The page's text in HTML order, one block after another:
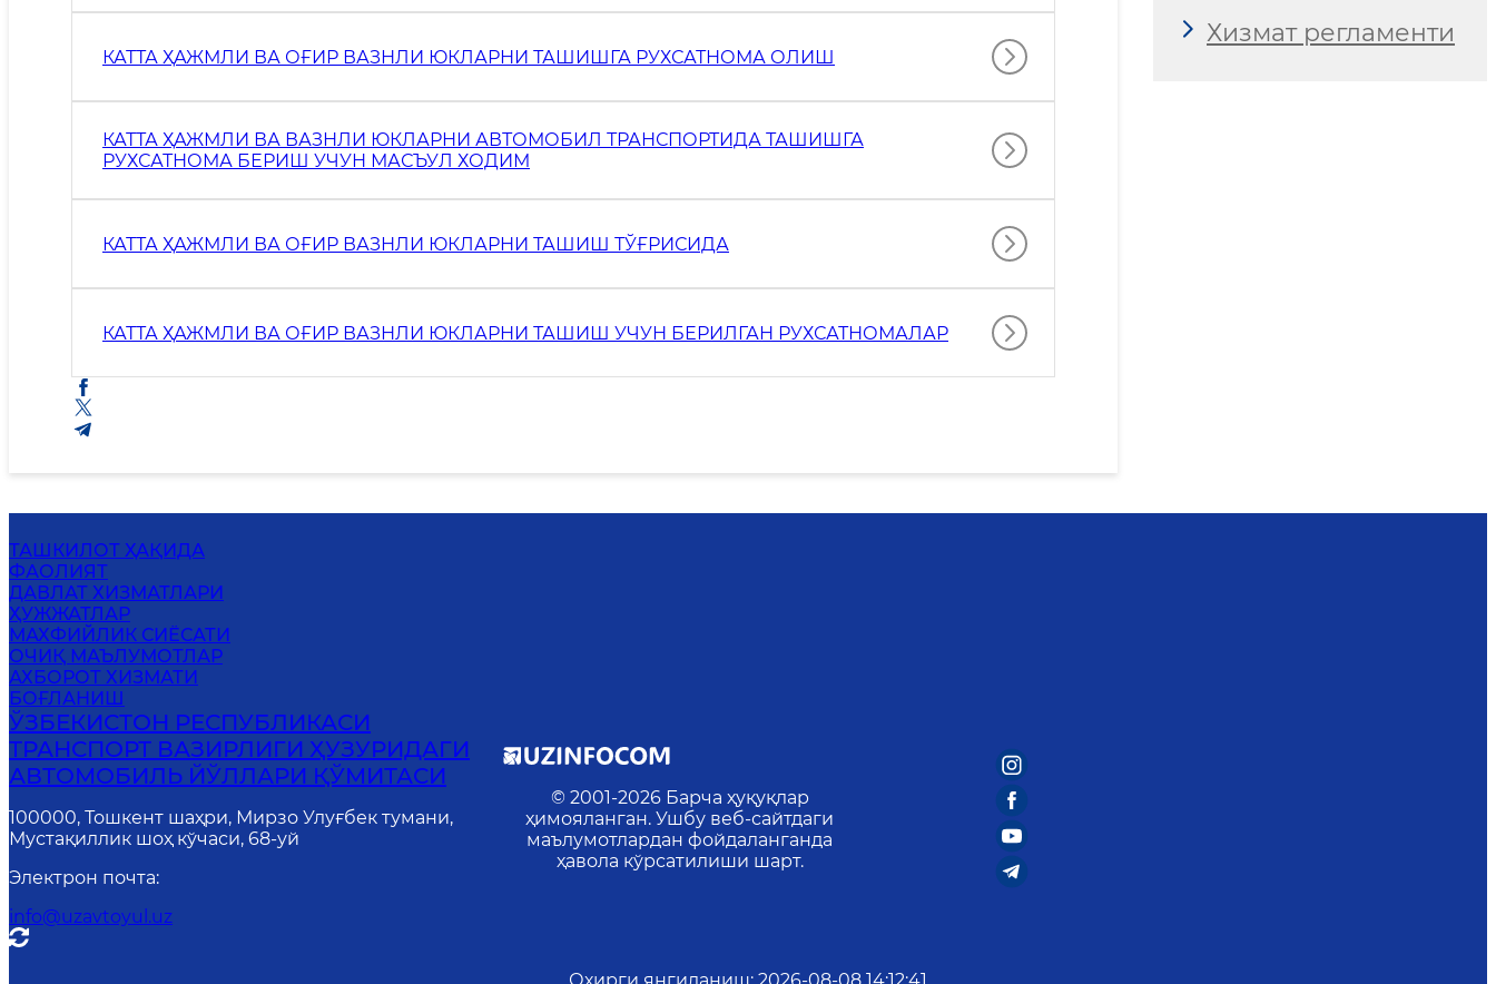
КАТТА ҲАЖМЛИ ВА ОҒИР ВАЗНЛИ ЮКЛАРНИ ТАШИШГА РУХСАТНОМА ОЛИШ
КАТТА ҲАЖМЛИ ВА ВАЗНЛИ ЮКЛАРНИ АВТОМОБИЛ ТРАНСПОРТИДА ТАШИШГА
РУХСАТНОМА БЕРИШ УЧУН МАСЪУЛ ХОДИМ
КАТТА ҲАЖМЛИ ВА ОҒИР ВАЗНЛИ ЮКЛАРНИ ТАШИШ ТЎҒРИСИДА
КАТТА ҲАЖМЛИ ВА ОҒИР ВАЗНЛИ ЮКЛАРНИ ТАШИШ УЧУН БЕРИЛГАН РУХСАТНОМАЛАР
Хизмат регламенти
ТАШКИЛОТ ҲАҚИДА
ФАОЛИЯТ
ДАВЛАТ ХИЗМАТЛАРИ
ҲУЖЖАТЛАР
МАХФИЙЛИК СИЁСАТИ
ОЧИҚ МАЪЛУМОТЛАР
АХБОРОТ ХИЗМАТИ
БОҒЛАНИШ
ЎЗБЕКИСТОН РЕСПУБЛИКАСИ
ТРАНСПОРТ ВАЗИРЛИГИ ҲУЗУРИДАГИ
АВТОМОБИЛЬ ЙЎЛЛАРИ ҚЎМИТАСИ
100000, Тошкент шаҳри, Мирзо Улуғбек тумани,
Мустақиллик шоҳ кўчаси, 68-уй
Электрон почта:
info@uzavtoyul.uz
© 2001-2026 Барча ҳуқуқлар
ҳимояланган. Ушбу веб-сайтдаги
маълумотлардан фойдаланганда
ҳавола кўрсатилиши шарт.